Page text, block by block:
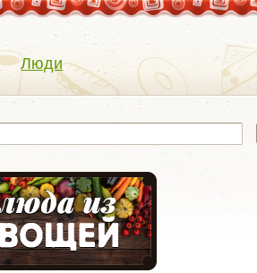
Люди